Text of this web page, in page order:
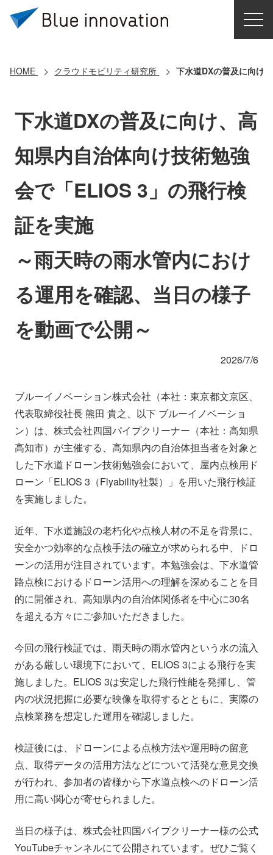
導入事例
コアテクノロジー
クラウドモビリティ研究所
会社情報 ニュース
採用情報
HOME クラウドモビリティ研究所 下水道DXの普及に向け
下水道DXの普及に向け、高
知県内自治体向け技術勉強
会で「ELIOS 3」の飛行検
証を実施
～雨天時の雨水管内におけ
る運用を確認、当日の様子
を動画で公開～
2026/7/6
ブルーイノベーション株式会社（本社：東京都文京区、
代表取締役社長 熊田 貴之、以下 ブルーイノベーショ
ン）は、株式会社四国パイプクリーナー（本社：高知県
高知市）が主催する、高知県内の自治体担当者を対象と
した下水道ドローン技術勉強会において、屋内点検用ド
ローン「ELIOS 3（Flyability社製）」を用いた飛行検証
を実施しました。
近年、下水道施設の老朽化や点検人材の不足を背景に、
安全かつ効率的な点検手法の確立が求められる中、ドロ
ーンの活用が注目されています。本勉強会は、下水道管
路点検におけるドローン活用への理解を深めることを目
的に開催され、高知県内の自治体関係者を中心に30名
を超える方々にご参加いただきました。
今回の飛行検証では、雨天時の雨水管内という水の流入
がある厳しい環境下において、ELIOS 3による飛行を実
施しました。ELIOS 3は安定した飛行性能を発揮し、管
内の状況把握に必要な映像を取得するとともに、実際の
点検業務を想定した運用を確認しました。
検証後には、ドローンによる点検方法や運用時の留意
点、取得データの活用方法などについて活発な意見交換
が行われ、参加者の皆様から下水道点検へのドローン活
用に高い関心が寄せられました。
当日の様子は、株式会社四国パイプクリーナー様の公式
YouTubeチャンネルにて公開されています。ぜひご覧く